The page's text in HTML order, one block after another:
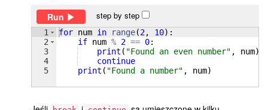
Run
step by step
1
2
3
4
5
for num in range(2, 10) :
if num % 2 == 0:
print ( "Found an even number" , num)
continue
print ( "Found a number" , num)